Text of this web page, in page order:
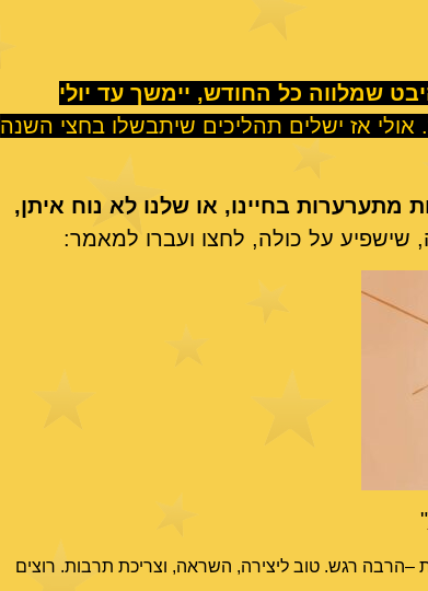
. אולי אז ישלים תהליכים שיתבשלו בחצי השנה
מתערערות בחיינו, או שלנו לא נוח איתן,
על כולה, לחצו ועברו למאמר:
"
–הרבה רגש. טוב ליצירה, השראה, וצריכת תרבות. רוצים